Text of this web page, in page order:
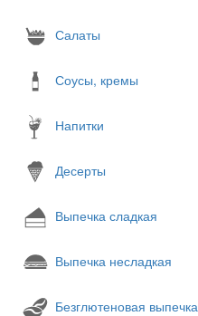
Салаты
Соусы, кремы
Напитки
Десерты
Выпечка сладкая
Выпечка несладкая
Безглютеновая выпечка